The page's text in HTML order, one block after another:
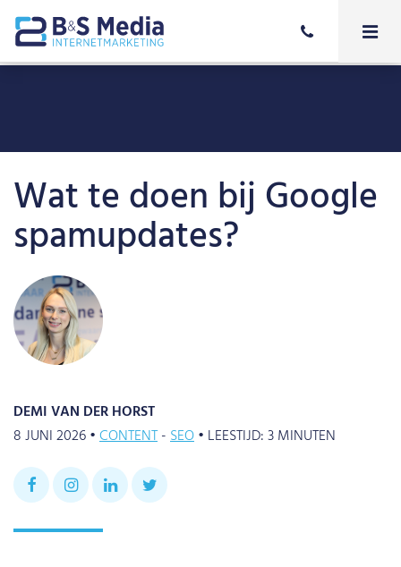
Wat te doen bij Google
spamupdates?
DEMI VAN DER HORST
8 JUNI 2026 •CONTENT SEO• LEESTIJD:3MINUTEN